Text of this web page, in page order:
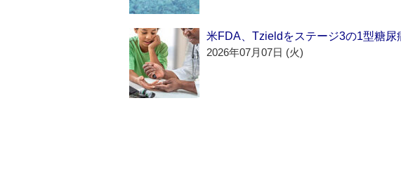
米FDA、Tzieldをステージ3の1型糖尿
2026年07月07日 (火)